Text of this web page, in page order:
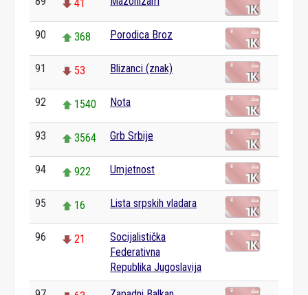
41
90 368 Porodica Broz
91 53 Blizanci (znak)
92 1540 Nota
93 3564 Grb Srbije
94 922 Umjetnost
95 16 Lista srpskih vladara
96 21
Socijalistička
Federativna
Republika Jugoslavija